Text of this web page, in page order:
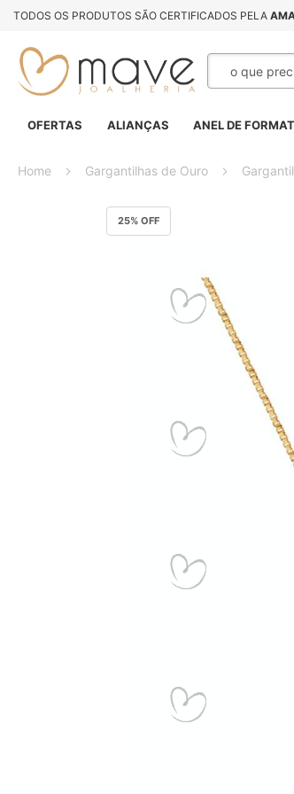
TODOS OS PRODUTOS SÃO CERTIFICADOS PELA
Pesquisa
OFERTAS ALIANÇAS ANEL DE
Home Gargantilhas de Ouro
25% OFF